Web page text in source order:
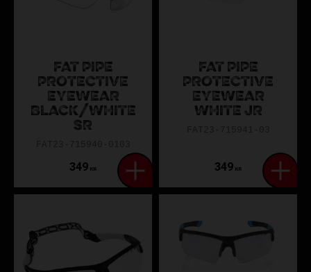
FAT PIPE
PROTECTIVE
EYEWEAR
BLACK/WHITE
SR
349 KR
FAT PIPE
PROTECTIVE
EYEWEAR
WHITE JR
349 KR